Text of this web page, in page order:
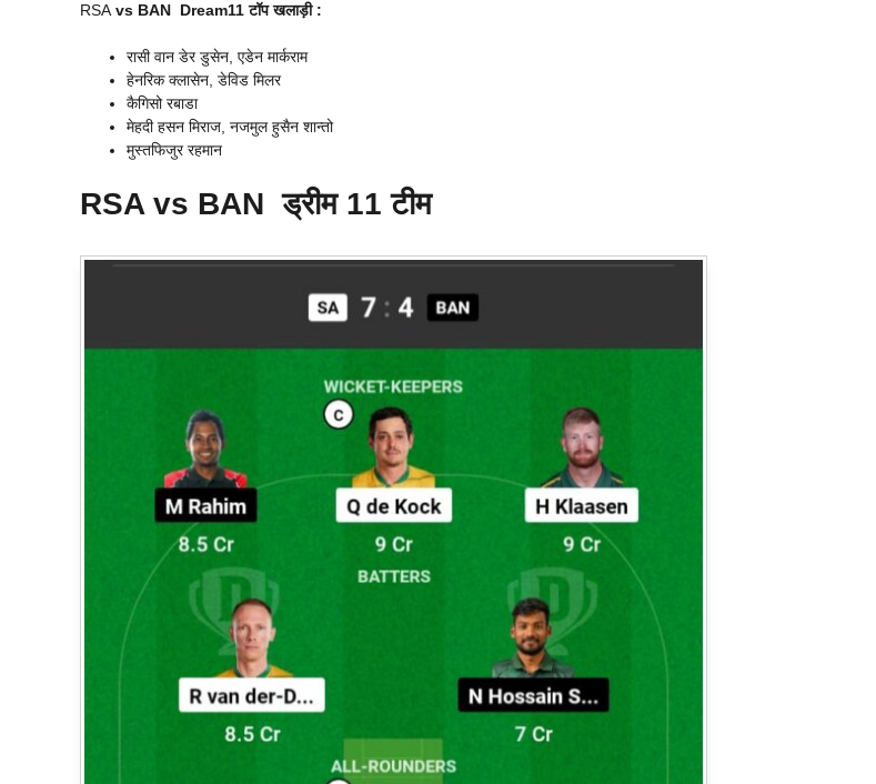
RSAvs BAN Dream11 टॉप खलाड़ी :
रासी वान डेर डुसेन, एडेन मार्कराम
हेनरिक क्लासेन, डेविड मिलर
कैगिसो रबाडा
मेहदी हसन मिराज, नजमुल हुसैन शान्तो
मुस्तफिजुर रहमान
RSAvs BAN ड्रीम 11 टीम